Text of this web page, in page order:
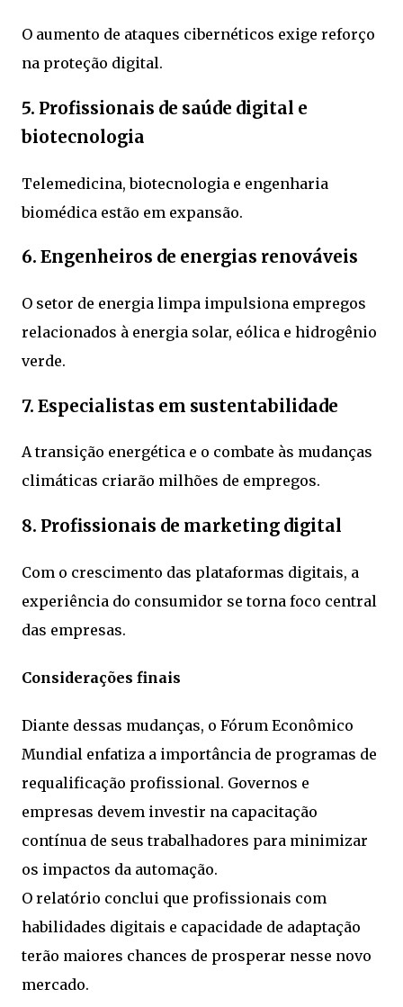
O aumento de ataques cibernéticos exige reforço
na proteção digital.
5. Profissionais de saúde digital e
biotecnologia
Telemedicina, biotecnologia e engenharia
biomédica estão em expansão.
6. Engenheiros de energias renováveis
O setor de energia limpa impulsiona empregos
relacionados à energia solar, eólica e hidrogênio
verde.
7. Especialistas em sustentabilidade
A transição energética e o combate às mudanças
climáticas criarão milhões de empregos.
8. Profissionais de marketing digital
Com o crescimento das plataformas digitais, a
experiência do consumidor se torna foco central
das empresas.
Considerações finais
Diante dessas mudanças, o Fórum Econômico
Mundial enfatiza a importância de programas de
requalificação profissional. Governos e
empresas devem investir na capacitação
contínua de seus trabalhadores para minimizar
os impactos da automação.
O relatório conclui que profissionais com
habilidades digitais e capacidade de adaptação
terão maiores chances de prosperar nesse novo
mercado.